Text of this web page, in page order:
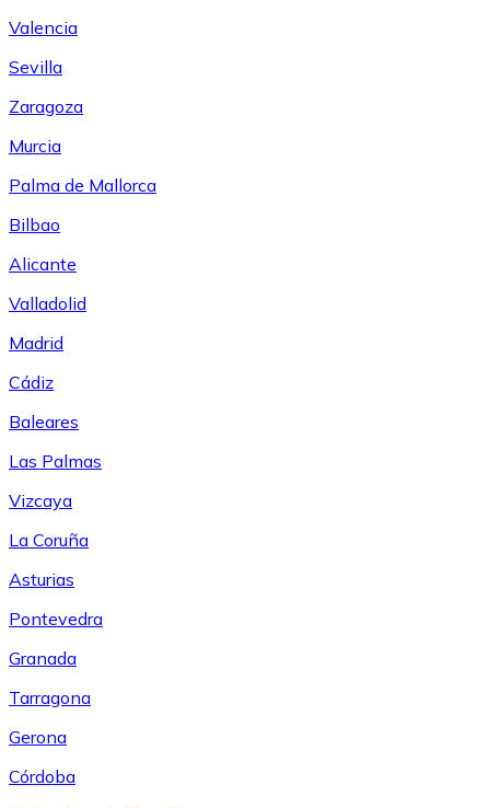
Valencia
Sevilla
Zaragoza
Murcia
Palma de Mallorca
Bilbao
Alicante
Valladolid
Madrid
Cádiz
Baleares
Las Palmas
Vizcaya
La Coruña
Asturias
Pontevedra
Granada
Tarragona
Gerona
Córdoba